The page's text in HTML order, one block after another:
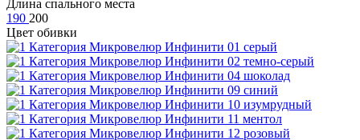
Длина спального места
190 200
Цвет обивки